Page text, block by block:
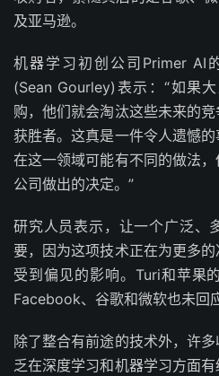
及亚马逊。
机器学习初创公司Primer AI
(Sean Gourley)表示：“如果
购，他们就会淘汰这些未来的
获胜者。这真是一件令人遗憾的
在这一领域可能有不同的做法
公司做出的决定。”
研究人员表示，让一个广泛、
要，因为这项技术正在为更多
受到偏见的影响。Turi和苹果
Facebook、谷歌和微软也未回
除了整合有前途的技术外，许
乏在深度学习和机器学习方面